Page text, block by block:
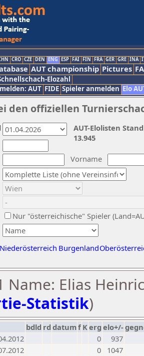
CRO CZE DEN ENG ESP FAI FIN FRA GER GRE INA
AUT championship Pictures
Elozahl
AUT FIDE Spieler anmelden Elo
den offiziellen
Vorname
Nur "österreichische" Spieler
Niederösterreich Burgenland
AUT-Elolisten
13.945
Name: Elias
Statistik)
bdld rd datumf Kerg elo+/-
0
937
0
1047